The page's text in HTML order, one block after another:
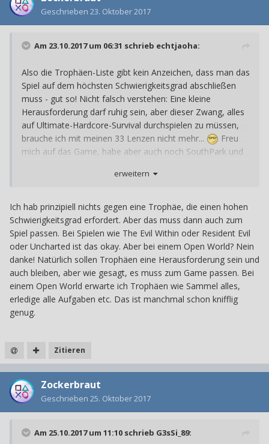
Geschrieben 23. Oktober 2017
Am 23.10.2017 um 06:31 schrieb echtjaoha:
Also die Trophäen-Liste gibt kein Anzeichen, dass man das
Spiel auf dem höchsten Schwierigkeitsgrad abschließen
muss - gut so! Nicht falsch verstehen: Eine kleine
Herausforderung darf ruhig sein, aber dieser Zwang, alles
auf Ultimate-Hardcore-Survival durchspielen zu müssen,
brauche ich mit meinen 33 Lenzen nicht mehr...
Freu
mich auf das Game, habe aber auch noch SouthPark und
erweitern
Ich hab prinzipiell nichts gegen eine Trophäe, die einen hohen
Schwierigkeitsgrad erfordert. Aber das muss dann auch zum
Spiel passen. Bei Spielen wie The Evil Within oder Resident Evil
oder Uncharted ist das okay. Aber bei einem Open World? Nein
danke! Natürlich sollen Trophäen eine Herausforderung sein und
auch bleiben, aber wie gesagt, es muss zum Game passen. Bei
einem Open World erwarte ich Trophäen wie Sammel alles,
erledige alle Aufgaben etc. Das ist manchmal schon knifflig
genug.
Zitieren
Zockerbraut
Geschrieben 25. Oktober 2017
Am 25.10.2017 um 11:10 schrieb G3sSi_89: